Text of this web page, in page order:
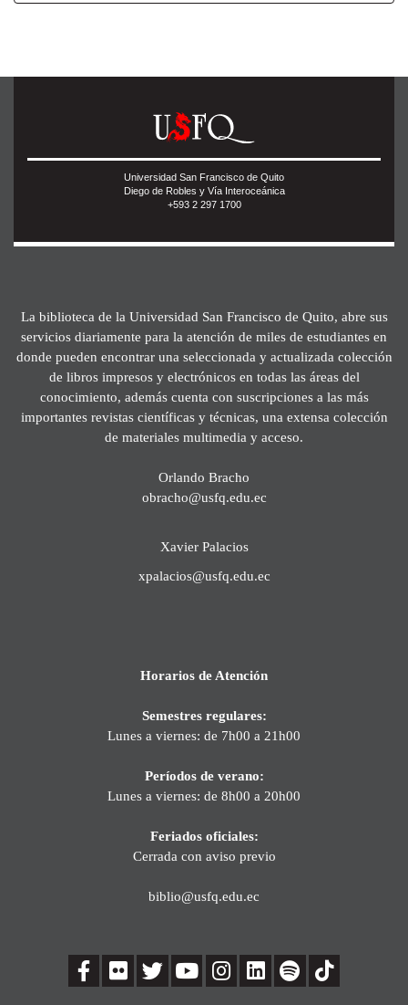
Universidad San Francisco de Quito
Diego de Robles y Vía Interoceánica
+593 2 297 1700
La biblioteca de la Universidad San Francisco de Quito, abre sus
servicios diariamente para la atención de miles de estudiantes en
donde pueden encontrar una seleccionada y actualizada colección
de libros impresos y electrónicos en todas las áreas del
conocimiento, además cuenta con suscripciones a las más
importantes revistas científicas y técnicas, una extensa colección
de materiales multimedia y acceso.
Orlando Bracho
obracho@usfq.edu.ec
Xavier Palacios
xpalacios@usfq.edu.ec
Horarios de Atención
Semestres regulares:
Lunes a viernes: de 7h00 a 21h00
Períodos de verano:
Lunes a viernes: de 8h00 a 20h00
Feriados oficiales:
Cerrada con aviso previo
biblio@usfq.edu.ec